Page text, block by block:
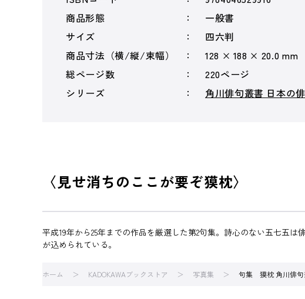
商品形態
一般書
サイズ
四六判
商品寸法（横/縦/束幅）
128 × 188 × 20.0 mm
総ページ数
220ページ
シリーズ
角川俳句叢書 日本の
〈見せ消ちのここが要ぞ獏枕〉
平成19年から25年までの作品を厳選した第2句集。詩心のない五七五
が込められている。
ホーム KADOKAWAブックストア 写真集 句集 獏枕 角川俳